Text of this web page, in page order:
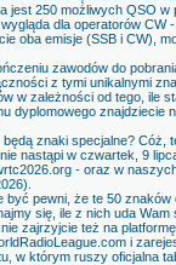
jest 250 możliwych QSO w
dla operatorów CW
oba emisje (SSB i CW),
zawodów do
z tymi unikalnymi
w zależności od tego, ile
dyplomowego znajdziecie
będą znaki specjalne? Cóż,
nastąpi w czwartek, 9
- oraz w
być pewni, że te 50 znaków
się, ile z nich uda Wam
zajrzyjcie też na
i
w którym ruszy oficjalna